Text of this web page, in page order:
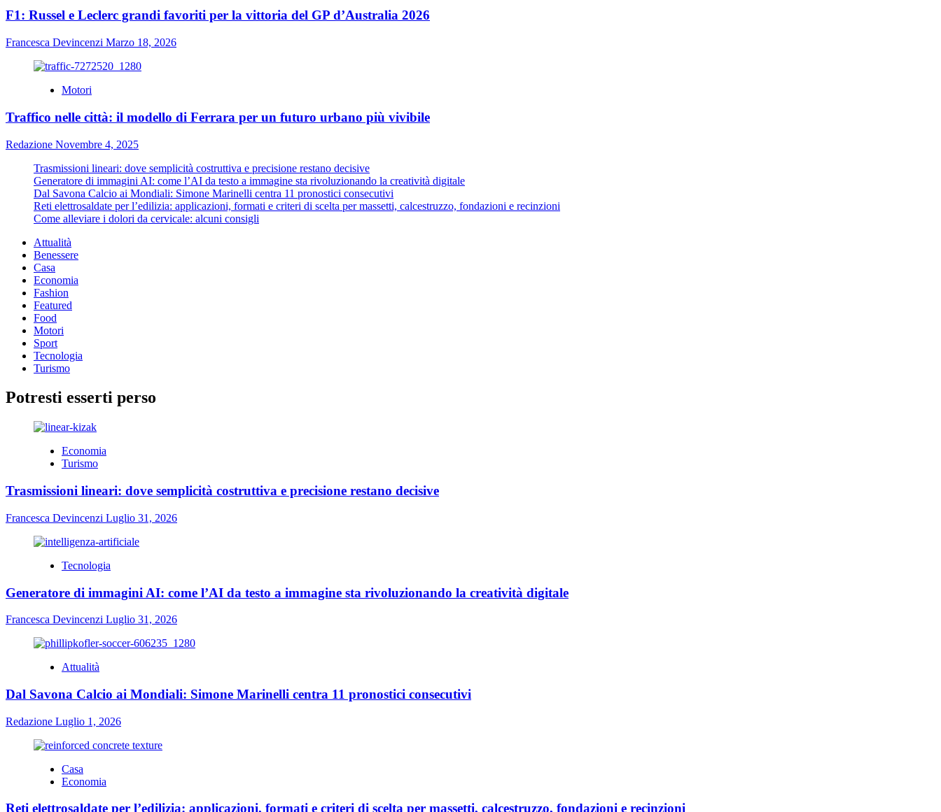
F1: Russel e Leclerc grandi favoriti per la vittoria del GP d’Australia 2026
Francesca Devincenzi Marzo 18, 2026
Motori
Traffico nelle città: il modello di Ferrara per un futuro urbano più vivibile
Redazione Novembre 4, 2025
Trasmissioni lineari: dove semplicità costruttiva e precisione restano decisive
Generatore di immagini AI: come l’AI da testo a immagine sta rivoluzionando la creatività digitale
Dal Savona Calcio ai Mondiali: Simone Marinelli centra 11 pronostici consecutivi
Reti elettrosaldate per l’edilizia: applicazioni, formati e criteri di scelta per massetti, calcestruzzo, fondazioni e recinzioni
Come alleviare i dolori da cervicale: alcuni consigli
Attualità
Benessere
Casa
Economia
Fashion
Featured
Food
Motori
Sport
Tecnologia
Turismo
Potresti esserti perso
Economia
Turismo
Trasmissioni lineari: dove semplicità costruttiva e precisione restano decisive
Francesca Devincenzi Luglio 31, 2026
Tecnologia
Generatore di immagini AI: come l’AI da testo a immagine sta rivoluzionando la creatività digitale
Francesca Devincenzi Luglio 31, 2026
Attualità
Dal Savona Calcio ai Mondiali: Simone Marinelli centra 11 pronostici consecutivi
Redazione Luglio 1, 2026
Casa
Economia
Reti elettrosaldate per l’edilizia: applicazioni, formati e criteri di scelta per massetti, calcestruzzo, fondazioni e recinzioni